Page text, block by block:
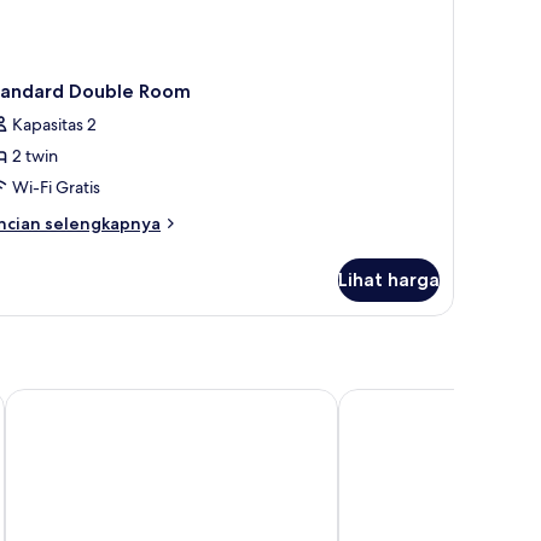
Double Room
Kapasitas 2
2 twin
Wi-Fi Gratis
selengkapnya
Lihat harga
aletto Hotel Kudamm Premier Inn Berlin